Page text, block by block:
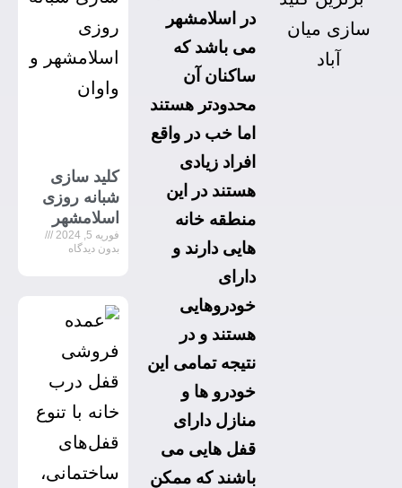
در اسلامشهر
می باشد که
ساکنان آن
محدودتر هستند
اما خب در واقع
افراد زیادی
هستند در این
منطقه خانه
هایی دارند و
دارای
خودروهایی
هستند و در
نتیجه تمامی این
خودرو ها و
منازل دارای
قفل هایی می
باشند که ممکن
کلید سازی
شبانه روزی
اسلامشهر
فوریه 5, 2024
بدون دیدگاه